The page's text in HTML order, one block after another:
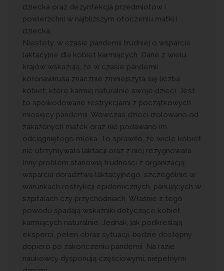
dziecka oraz dezynfekcja przedmiotów i
powierzchni w najbliższym otoczeniu matki i
dziecka.
Niestety, w czasie pandemii trudniej o wsparcie
laktacyjne dla kobiet karmiących. Dane z wielu
krajów wskazują, że w czasie pandemii
koronawirusa znacznie zmniejszyła się liczba
kobiet, które karmią naturalnie swoje dzieci. Jest
to spowodowane restrykcjami z początkowych
miesięcy pandemii. Wówczas dzieci izolowano od
zakażonych matek oraz nie podawano im
odciągniętego mleka. To sprawiło, że wiele kobiet
nie utrzymywała laktacji oraz z niej rezygnowała.
Inny problem stanowią trudności z organizacją
wsparcia doradztwa laktacyjnego, szczególnie w
warunkach restrykcji epidemicznych, panujących w
szpitalach czy przychodniach. Właśnie z tego
powodu spadają wskaźniki dotyczące kobiet
karmiących naturalnie. Jednak, jak podkreślają
eksperci, pełen obraz sytuacji, będzie dostępny
dopiero po zakończeniu pandemii. Na razie
naukowcy dysponują częściowymi, niepełnymi